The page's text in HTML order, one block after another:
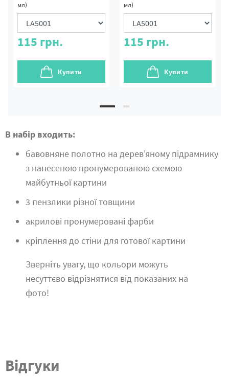
мл)
115 грн.
Купити
мл)
115 грн.
Купити
В набір входить:
бавовняне полотно на дерев'яному підрамнику
з нанесеною пронумерованою схемою
майбутньої картини
3 пензлики різної товщини
акрилові пронумеровані фарби
кріплення до стіни для готової картини
Зверніть увагу, що кольори можуть
несуттєво відрізнятися від показаних на
фото!
Відгуки